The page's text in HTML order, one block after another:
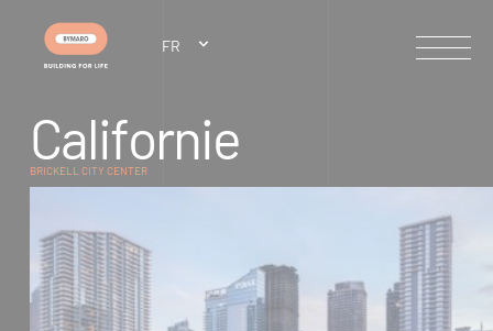
FR
Californie
BRICKELL CITY CENTER